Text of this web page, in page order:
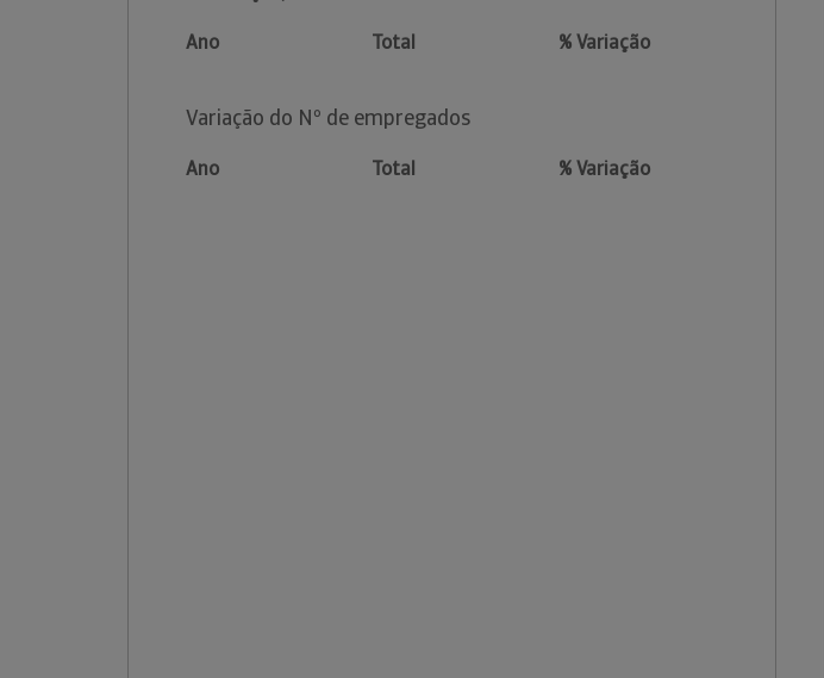
Ano Total % Variação
Variação do Nº de empregados
Ano Total % Variação